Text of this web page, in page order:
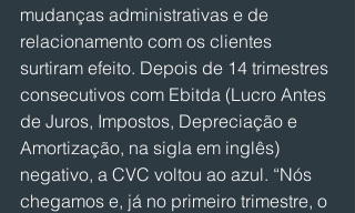
mudanças administrativas e de
relacionamento com os clientes
surtiram efeito. Depois de 14 trimestres
consecutivos com Ebitda (Lucro Antes
de Juros, Impostos, Depreciação e
Amortização, na sigla em inglês)
negativo, a CVC voltou ao azul. “Nós
chegamos e, já no primeiro trimestre, o